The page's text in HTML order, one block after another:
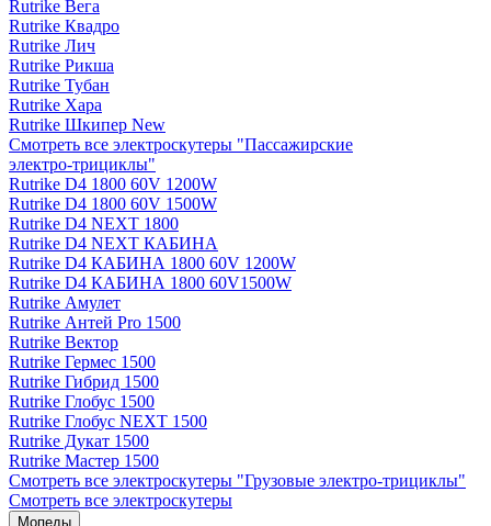
Rutrike Вега
Rutrike Квадро
Rutrike Лич
Rutrike Рикша
Rutrike Тубан
Rutrike Хара
Rutrike Шкипер New
Смотреть все электро­скутеры "Пассажирские
электро‑трициклы"
Rutrike D4 1800 60V 1200W
Rutrike D4 1800 60V 1500W
Rutrike D4 NEXT 1800
Rutrike D4 NEXT КАБИНА
Rutrike D4 КАБИНА 1800 60V 1200W
Rutrike D4 КАБИНА 1800 60V1500W
Rutrike Амулет
Rutrike Антей Pro 1500
Rutrike Вектор
Rutrike Гермес 1500
Rutrike Гибрид 1500
Rutrike Глобус 1500
Rutrike Глобус NEXT 1500
Rutrike Дукат 1500
Rutrike Мастер 1500
Смотреть все электро­скутеры "Грузовые электро‑трициклы"
Смотреть все электро­скутеры
Мопеды